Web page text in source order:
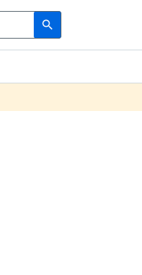
search
Search